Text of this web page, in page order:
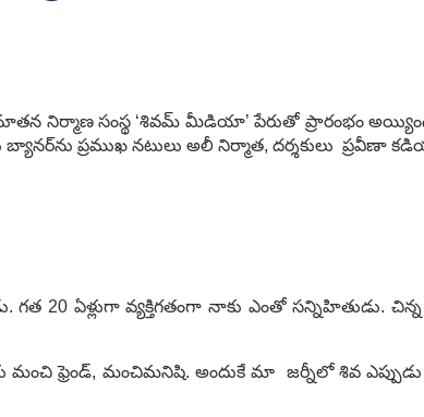
నిర్మాణ సంస్థ ‘శివమ్‌ మీడియా’ పేరుతో ప్రారంభం
ప్రముఖ నటులు అలీ నిర్మాత, దర్శకులు ప్రవీణా
20 ఏళ్లుగా వ్యక్తిగతంగా నాకు ఎంతో సన్నిహితుడు.
ఫ్రెండ్, మంచిమనిషి. అందుకే మా జర్నీలో శివ